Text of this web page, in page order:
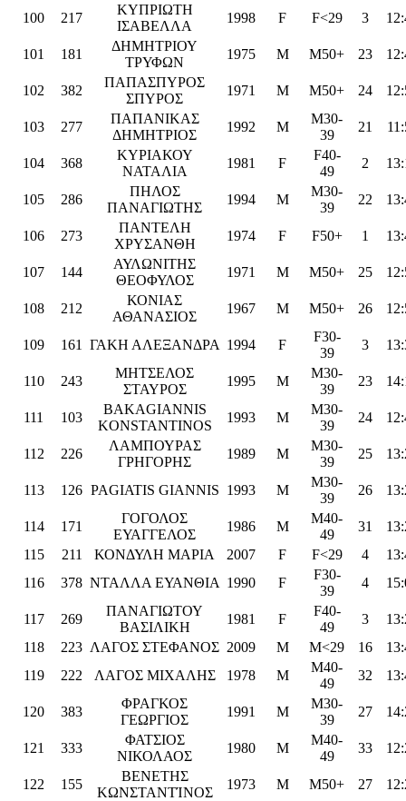
100 217
ΚΥΠΡΙΩΤΗ
ΙΣΑΒΕΛΛΑ
1998 F F<29 3
101 181
ΔΗΜΗΤΡΙΟΥ
ΤΡΥΦΩΝ
1975 M M50+ 23
102 382
ΠΑΠΑΣΠΥΡΟΣ
ΣΠΥΡΟΣ
1971 M M50+ 24
103 277
ΠΑΠΑΝΙΚΑΣ
ΔΗΜΗΤΡΙΟΣ
1992 M
M30-
39
21
104 368
ΚΥΡΙΑΚΟΥ
ΝΑΤΑΛΙΑ
1981 F
F40-
49
2
105 286
ΠΗΛΟΣ
ΠΑΝΑΓΙΩΤΗΣ
1994 M
M30-
39
22
106 273
ΠΑΝΤΕΛΗ
ΧΡΥΣΑΝΘΗ
1974 F F50+ 1
107 144
ΑΥΛΩΝΙΤΗΣ
ΘΕΟΦΥΛΟΣ
1971 M M50+ 25
108 212
ΚΟΝΙΑΣ
ΑΘΑΝΑΣΙΟΣ
1967 M M50+ 26
109 161 ΓΑΚΗ ΑΛΕΞΑΝΔΡΑ 1994 F
F30-
39
3
110 243
ΜΗΤΣΕΛΟΣ
ΣΤΑΥΡΟΣ
1995 M
M30-
39
23
111 103
BAKAGIANNIS
KONSTANTINOS
1993 M
M30-
39
24
112 226
ΛΑΜΠΟΥΡΑΣ
ΓΡΗΓΟΡΗΣ
1989 M
M30-
39
25
113 126 PAGIATIS GIANNIS 1993 M
M30-
39
26
114 171
ΓΟΓΟΛΟΣ
ΕΥΑΓΓΕΛΟΣ
1986 M
M40-
49
31
115
211 ΚΟΝΔΥΛΗ ΜΑΡΙΑ 2007 F F<29 4
116
378 ΝΤΑΛΛΑ ΕΥΑΝΘΙΑ 1990 F
F30-
39
4
117 269
ΠΑΝΑΓΙΩΤΟΥ
ΒΑΣΙΛΙΚΗ
1981 F
F40-
49
3
118
223 ΛΑΓΟΣ ΣΤΕΦΑΝΟΣ 2009 M M<29 16
119
222 ΛΑΓΟΣ ΜΙΧΑΛΗΣ 1978 M
M40-
49
32
120 383
ΦΡΑΓΚΟΣ
ΓΕΩΡΓΙΟΣ
1991 M
M30-
39
27
121 333
ΦΑΤΣΙΟΣ
ΝΙΚΟΛΑΟΣ
1980 M
M40-
49
33
122 155
ΒΕΝΕΤΗΣ
ΚΩΝΣΤΑΝΤΊΝΟΣ
1973 M M50+ 27